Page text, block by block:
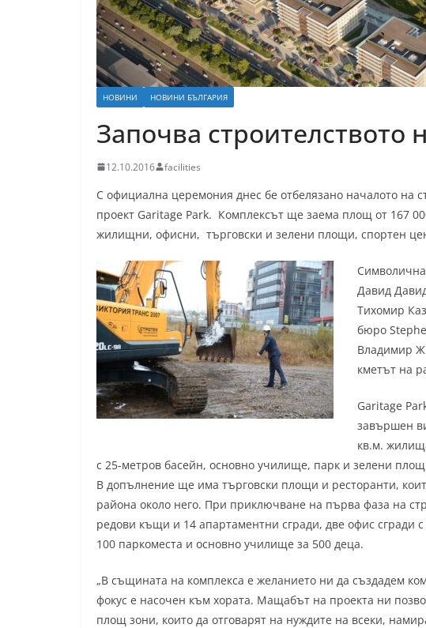
НОВИНИ НОВИНИ БЪЛГАРИЯ
Започва строителството
12.10.2016 facilities
С официална церемония днес бе отбелязано началото на
проект Garitage Park. Комплексът ще заема площ от 167
жилищни, офисни, търговски и зелени площи, спортен
Давид
Тихомир
бюро
Владимир
кметът на
Garitage
завършен
кв.м.
с 25-метров басейн, основно училище, парк и зелени
В допълнение ще има търговски площи и ресторанти,
района около него. При приключване на първа фаза на
редови къщи и 14 апартаментни сгради, две офис сгради
100 паркоместа и основно училище за 500 деца.
„В същината на комплекса е желанието ни да създадем
фокус е насочен към хората. Мащабът на проекта ни
площ зони, които да отговарят на нуждите на всеки,